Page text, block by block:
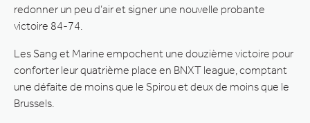
redonner un peu d’air et signer une nouvelle probante
victoire 84-74.
Les Sang et Marine empochent une douzième victoire pour
conforter leur quatrième place en BNXT league, comptant
une défaite de moins que le Spirou et deux de moins que le
Brussels.